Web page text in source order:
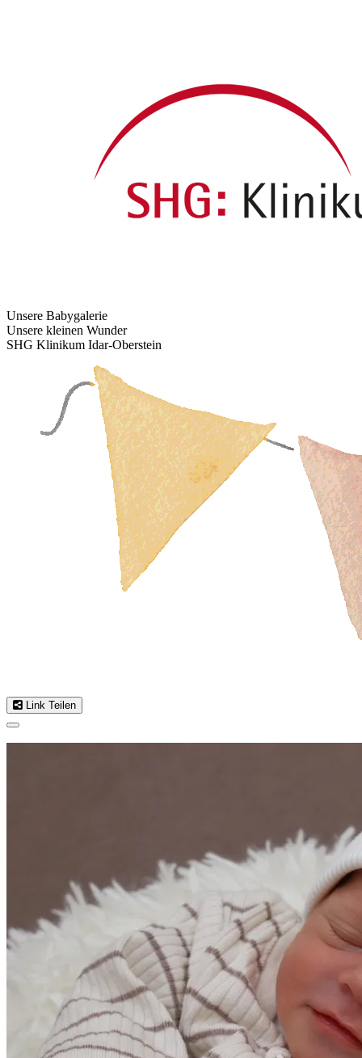
Unsere Babygalerie
Unsere kleinen Wunder
SHG Klinikum Idar-Oberstein
Link Teilen